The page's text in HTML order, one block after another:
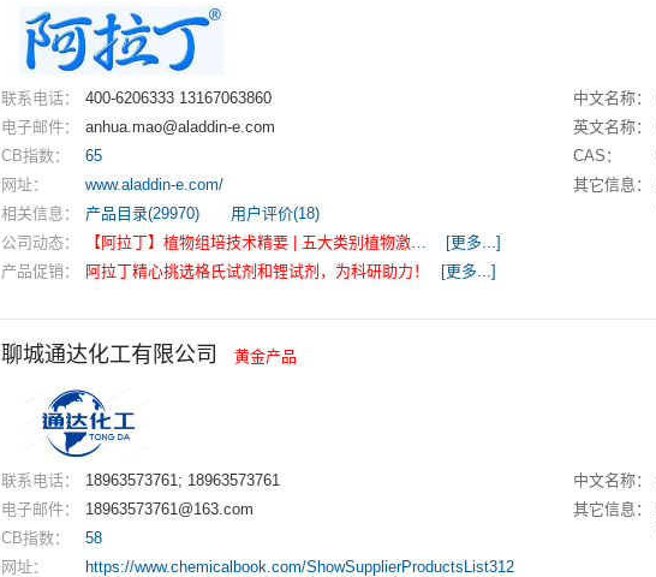
联系电话：
400-6206333 13167063860
电子邮件：
anhua.mao@aladdin-e.com
CB指数：
65
网址：
www.aladdin-e.com/
相关信息：
产品目录(29970)
用户评价(18)
公司动态：
【阿拉丁】植物组培技术精要 | 五大类别植物激素功能与应用概述
[更多...]
产品促销：
阿拉丁精心挑选格氏试剂和锂试剂，为科研助力！ [更多...]
中文名称：
英文名称：
CAS：
其它信息：
聊城通达化工有限公司 黄金产品
联系电话：
18963573761; 18963573761
电子邮件：
18963573761@163.com
CB指数：
58
网址：
https://www.chemicalbook.com/ShowSupplierProductsList312
中文名称：
其它信息：